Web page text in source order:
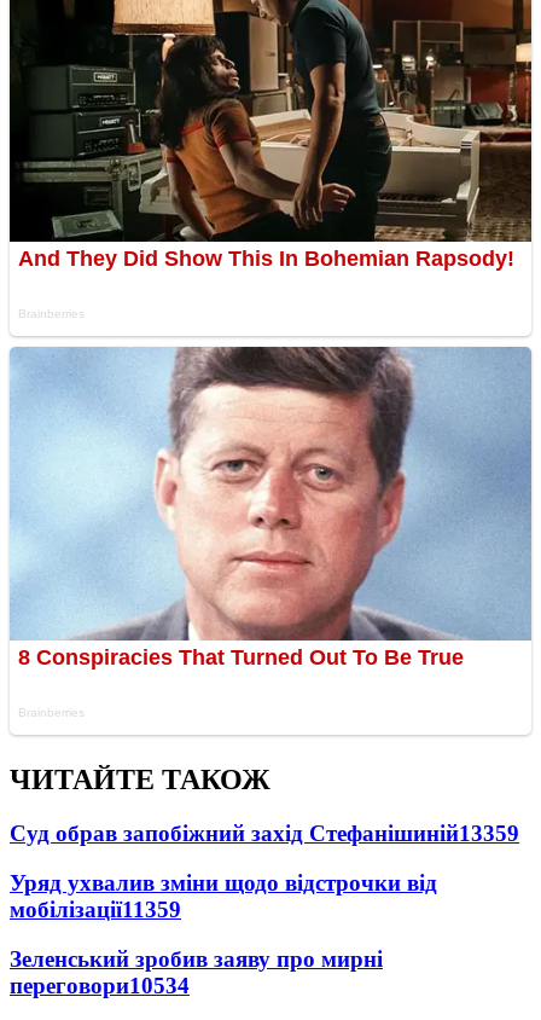
ЧИТАЙТЕ ТАКОЖ
Суд обрав запобіжний захід Стефанішиній13359
Уряд ухвалив зміни щодо відстрочки від
мобілізації11359
Зеленський зробив заяву про мирні
переговори10534